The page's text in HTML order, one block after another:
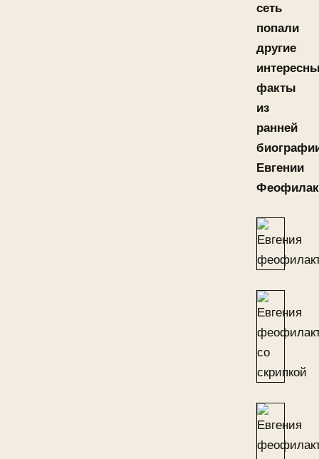
сеть
попали
другие
факты
из
ранней
Евгении